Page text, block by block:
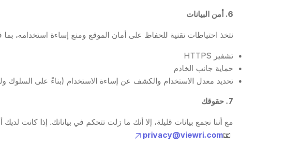
6. أمن البيانات
نتخذ احتياطات تقنية للحفاظ على أمان الموقع ومنع إساءة استخدامه،
تشفير HTTPS
حماية جانب الخادم
تحديد معدل الاستخدام والكشف عن إساءة الاستخدام (بناءً على السلوك
7. حقوقك
مع أننا نجمع بيانات قليلة، إلا أنك ما زلت تتحكم في بياناتك. إذا كانت
📧
privacy@viewri.com